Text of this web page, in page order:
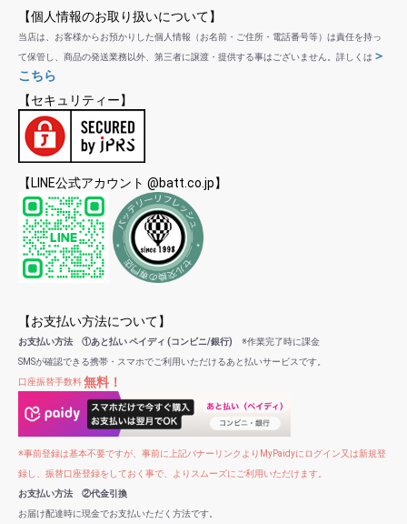
【個人情報のお取り扱いについて】
当店は、お客様からお預かりした個人情報（お名前・ご住所・電話番号等）は責任を持っ
て保管し、商品の発送業務以外、第三者に譲渡・提供する事はございません。詳しくは ＞
こちら
【セキュリティー】
【LINE公式アカウント @batt.co.jp】
【お支払い方法について】
お支払い方法 ①あと払い ペイディ (コンビニ/銀行) ※作業完了時に課金
SMSが確認できる携帯・スマホでご利用いただけるあと払いサービスです。
口座振替手数料無料！
※事前登録は基本不要ですが、事前に上記バナーリンクよりMyPaidyにログイン又は新規登
録し、振替口座登録をしておく事で、よりスムーズにご利用いただけます。
お支払い方法 ②代金引換
お届け配達時に現金でお支払いただく方法です。